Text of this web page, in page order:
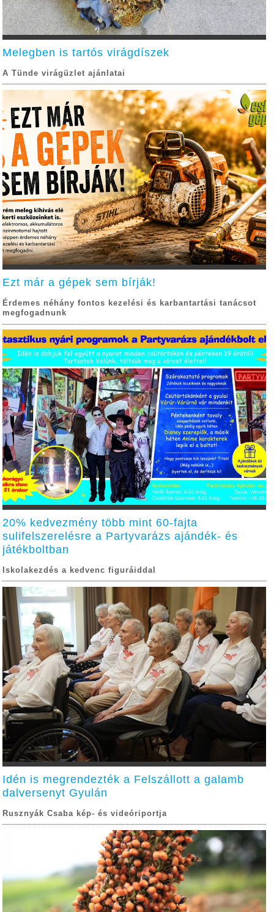
Melegben is tartós virágdíszek
A Tünde virágüzlet ajánlatai
Ezt már a gépek sem bírják!
Érdemes néhány fontos kezelési és karbantartási tanácsot
megfogadnunk
20% kedvezmény több mint 60-fajta
sulifelszerelésre a Partyvarázs ajándék- és
játékboltban
Iskolakezdés a kedvenc figuráiddal
Idén is megrendezték a Felszállott a galamb
dalversenyt Gyulán
Rusznyák Csaba kép- és videóriportja